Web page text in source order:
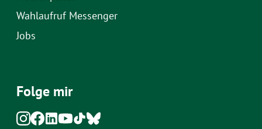
Wahlaufruf Messenger
Jobs
Folge mir